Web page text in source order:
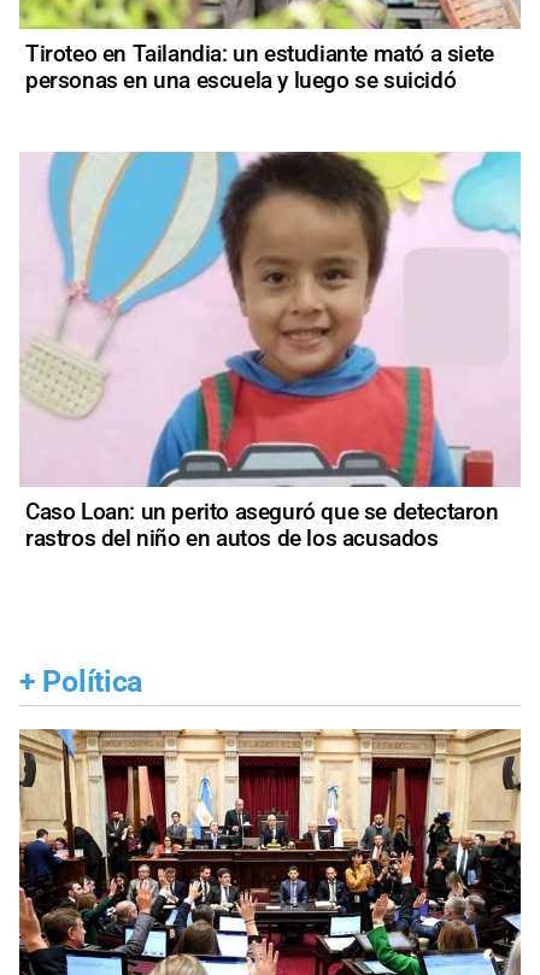
Tiroteo en Tailandia: un estudiante mató a siete
personas en una escuela y luego se suicidó
Caso Loan: un perito aseguró que se detectaron
rastros del niño en autos de los acusados
+ Política